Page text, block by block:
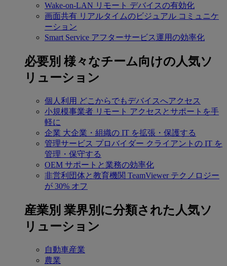
Wake-on-LAN リモート デバイスの有効化
画面共有 リアルタイムのビジュアル コミュニケ
ーション
Smart Service アフターサービス運用の効率化
必要別 様々なチーム向けの人気ソ
リューション
個人利用 どこからでもデバイスへアクセス
小規模事業者 リモート アクセスとサポートを手
軽に
企業 大企業・組織の IT を拡張・保護する
管理サービス プロバイダー クライアントの IT を
管理・保守する
OEM サポートと業務の効率化
非営利団体と教育機関 TeamViewer テクノロジー
が 30% オフ
産業別 業界別に分類された人気ソ
リューション
自動車産業
農業